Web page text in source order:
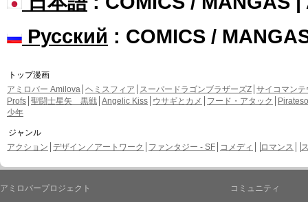
Русский : COMICS /
トップ漫画
アミロバー Amilova ヘミスフィア スーパードラゴンブラザーズZ サイコマンテ
Profs 聖闘士星矢 黒戦 Angelic Kiss ウサギとカメ フード・アタック
少年
ジャンル
アクション デザイン／アートワーク ファンタジー - SF コメディ ロマンス
アミロバープロジェクト
コミュニティ